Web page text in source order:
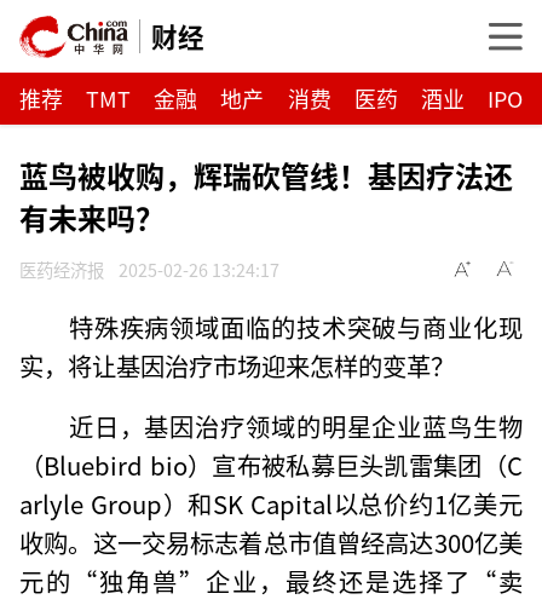
财经
推荐 TMT 金融 地产 消费 医药 酒业 IPO
蓝鸟被收购，辉瑞砍管线！基因疗法还
有未来吗？
医药经济报 2025-02-26 13:24:17
特殊疾病领域面临的技术突破与商业化现
实，将让基因治疗市场迎来怎样的变革？
近日，基因治疗领域的明星企业蓝鸟生物
（Bluebird bio）宣布被私募巨头凯雷集团（C
arlyle Group）和SK Capital以总价约1亿美元
收购。这一交易标志着总市值曾经高达300亿美
元的“独角兽”企业，最终还是选择了“卖